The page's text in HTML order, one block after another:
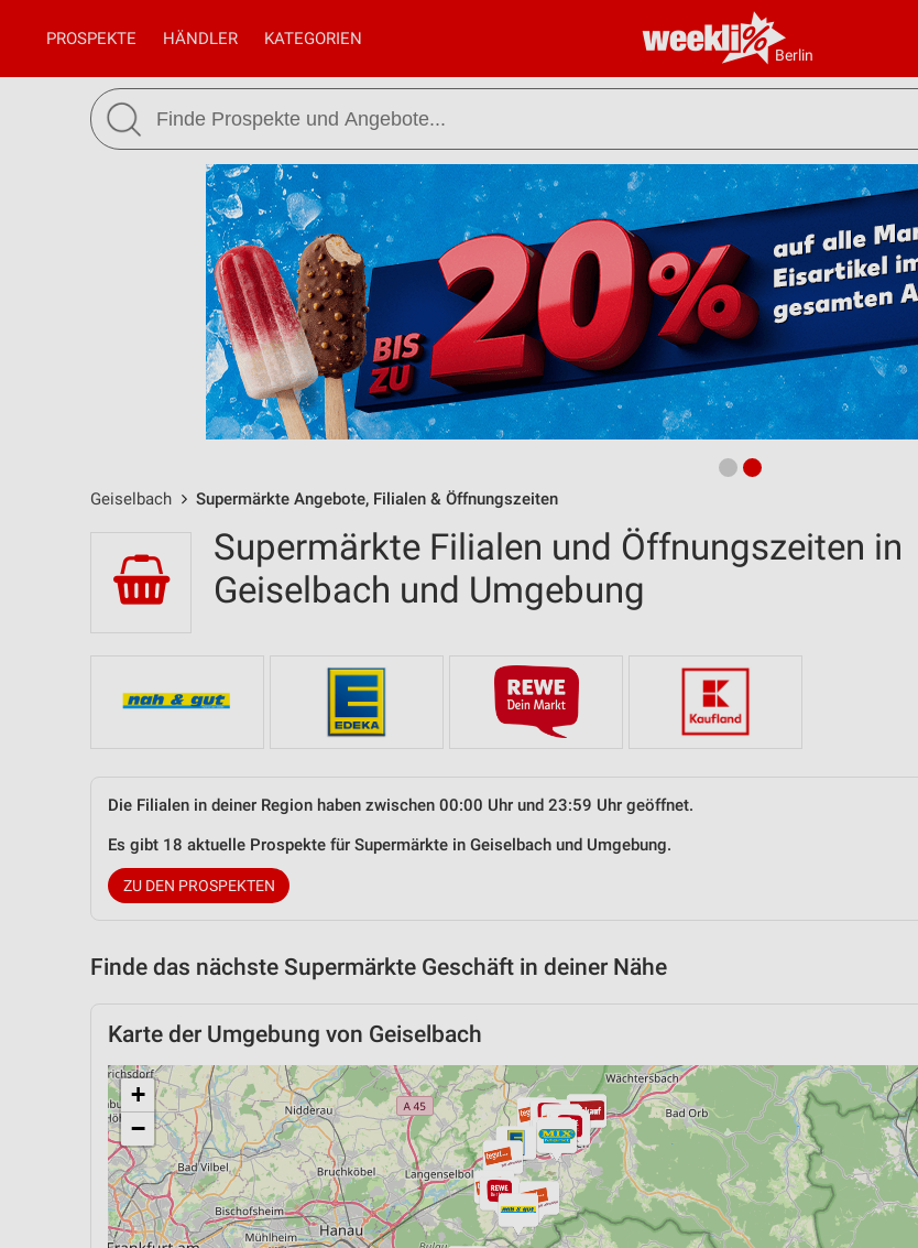
Berlin
PROSPEKTE HÄNDLER KATEGORIEN
Geiselbach Supermärkte Angebote, Filialen & Öffnungszeiten
Supermärkte Filialen und Öffnungszeiten in
Geiselbach und Umgebung
Die Filialen in deiner Region haben zwischen 00:00 Uhr und 23:59 Uhr geöffnet.
Es gibt 18 aktuelle Prospekte für Supermärkte in Geiselbach und Umgebung.
ZU DEN PROSPEKTEN
Finde das nächste Supermärkte Geschäft in deiner Nähe
Karte der Umgebung von Geiselbach
+
−